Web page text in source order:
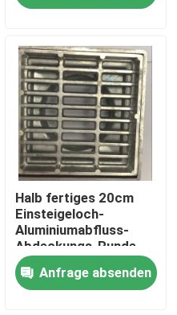
Halb fertiges 20cm
Einsteigeloch-
Aluminiumabfluss-
Abdeckungs-Runde
zum Quadrat
Anfrage absenden